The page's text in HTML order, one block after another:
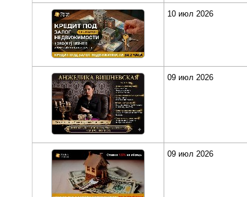
10 июл 2026
09 июл 2026
09 июл 2026